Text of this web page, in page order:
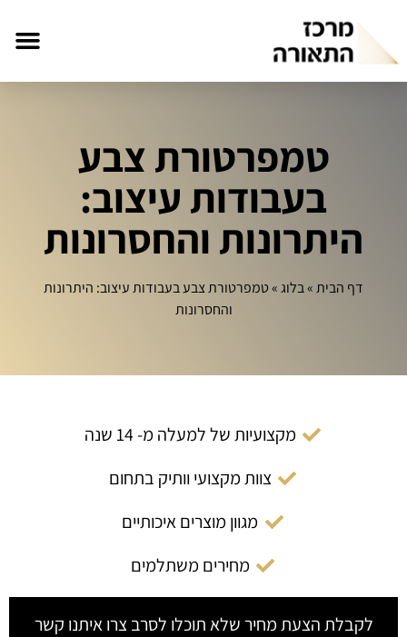
טמפרטורת צבע
בעבודות עיצוב:
היתרונות והחסרונות
דף הבית»בלוג»טמפרטורת צבע בעבודות עיצוב: היתרונות
והחסרונות
מקצועיות של למעלה מ- 14 שנה
צוות מקצועי וותיק בתחום
מגוון מוצרים איכותיים
מחירים משתלמים
לקבלת הצעת מחיר שלא תוכלו לסרב צרו איתנו קשר